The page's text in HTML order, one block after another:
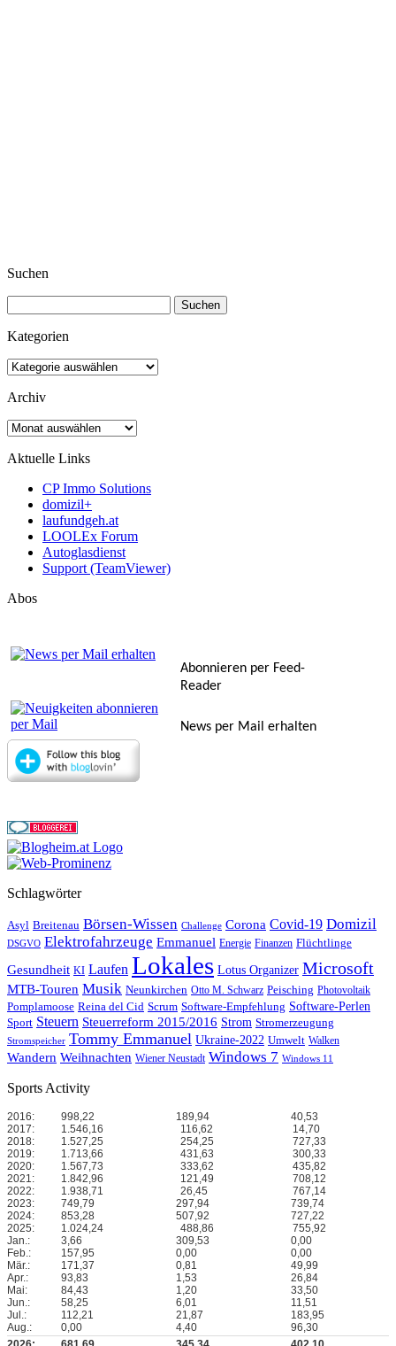
Suchen
nach:
Kategorien
Kategorien
Archiv
Archiv
Aktuelle Links
CP Immo Solutions
domizil+
laufundgeh.at
LOOLEx Forum
Autoglasdienst
Support (TeamViewer)
Abos
Abonnieren per Feed-
Reader
News per Mail erhalten
Schlagwörter
Asyl Breitenau Börsen-Wissen Challenge Corona Covid-19 Domizil
DSGVO Elektrofahrzeuge Emmanuel Energie Finanzen Flüchtlinge
Gesundheit KI Laufen Lokales Lotus Organizer Microsoft
MTB-Touren Musik Neunkirchen Otto M. Schwarz Peisching Photovoltaik
Pomplamoose Reina del Cid Scrum Software-Empfehlung Software-Perlen
Sport Steuern Steuerreform 2015/2016 Strom Stromerzeugung
Stromspeicher Tommy Emmanuel Ukraine-2022 Umwelt Walken
Wandern Weihnachten Wiener Neustadt Windows 7 Windows 11
Sports Activity
2016: 998,22 189,94
40,53
2017:
1.546,16 116,62
14,70
2018:
1.527,25 254,25
727,33
2019:
1.713,66 431,63
300,33
2020:
1.567,73 333,62
435,82
2021:
1.842,96 121,49
708,12
2022:
1.938,71 26,45
767,14
2023:
749,79 297,94
739,74
2024:
853,28 507,92
727,22
2025:
1.024,24 488,86
755,92
Jan.:
3,66 309,53
0,00
Feb.:
157,95 0,00
0,00
Mär.:
171,37 0,81
49,99
Apr.:
93,83 1,53
26,84
Mai:
84,43 1,20
33,50
Jun.:
58,25 6,01
11,51
Jul.:
112,21 21,87
183,95
Aug.:
0,00 4,40
96,30